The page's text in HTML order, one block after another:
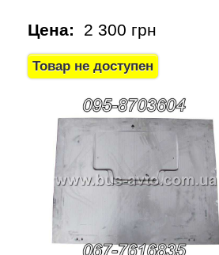
Цена: 2 300 грн